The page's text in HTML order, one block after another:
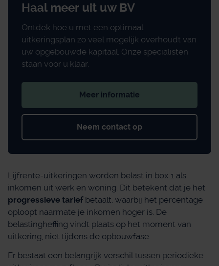
Haal meer uit uw BV
Ontdek hoe u met een optimaal
uitkeringsplan zo veel mogelijk overhoudt van
uw opgebouwde kapitaal. Onze specialisten
staan voor u klaar.
Meer informatie
Neem contact op
Lijfrente-uitkeringen worden belast in box 1 als
inkomen uit werk en woning. Dit betekent dat je het
progressieve tariefbetaalt, waarbij het percentage
oploopt naarmate je inkomen hoger is. De
belastingheffing vindt plaats op het moment van
uitkering, niet tijdens de opbouwfase.
Er bestaat een belangrijk verschil tussen periodieke